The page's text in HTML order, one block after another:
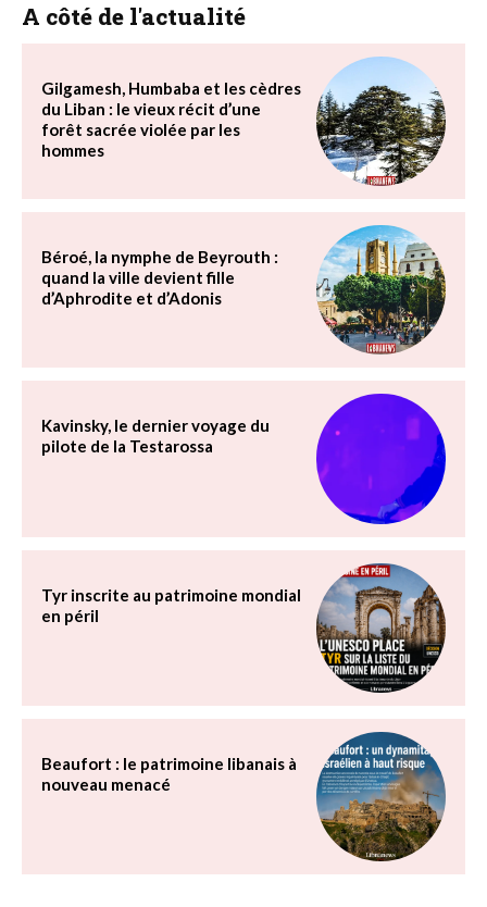
A côté de l'actualité
Gilgamesh, Humbaba et les cèdres
du Liban : le vieux récit d’une
forêt sacrée violée par les
hommes
Béroé, la nymphe de Beyrouth :
quand la ville devient fille
d’Aphrodite et d’Adonis
Kavinsky, le dernier voyage du
pilote de la Testarossa
Tyr inscrite au patrimoine mondial
en péril
Beaufort : le patrimoine libanais à
nouveau menacé